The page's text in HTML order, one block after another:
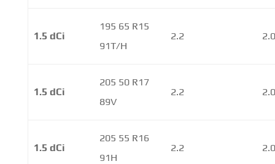
1.5 dCi
195 65 R15
91T/H
2.2
1.5 dCi
205 50 R17
89V
2.2
1.5 dCi
205 55 R16
91H
2.2